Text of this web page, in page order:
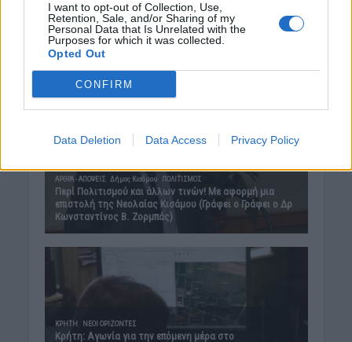
I want to opt-out of Collection, Use,
Retention, Sale, and/or Sharing of my
Personal Data that Is Unrelated with the
Purposes for which it was collected.
Opted Out
CONFIRM
Data Deletion Data Access Privacy Policy